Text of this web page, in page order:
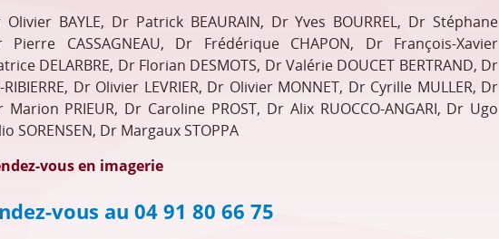
Olivier BAYLE, Dr Patrick BEAURAIN, Dr Yves BOURREL, Dr Stéphane
Pierre CASSAGNEAU, Dr Frédérique CHAPON, Dr François-Xavier
DELARBRE, Dr Florian DESMOTS, Dr Valérie DOUCET BERTRAND, Dr
Dr Olivier LEVRIER, Dr Olivier MONNET, Dr Cyrille MULLER, Dr
Marion PRIEUR, Dr Caroline PROST, Dr Alix RUOCCO-ANGARI, Dr Ugo
SORENSEN, Dr Margaux STOPPA
vous en imagerie
vous au 04 91 80 66 75